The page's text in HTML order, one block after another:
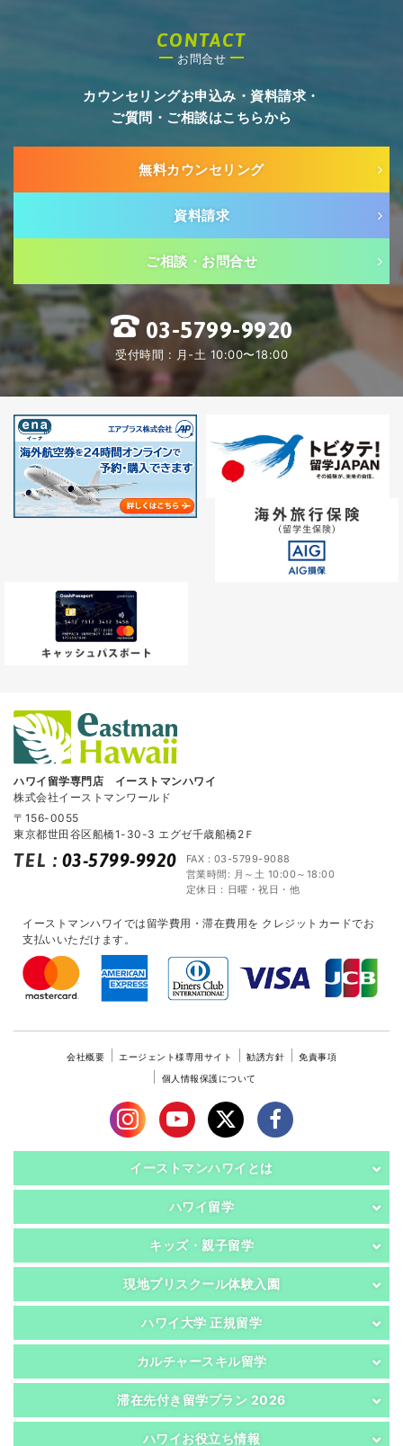
CONTACT
お問合せ
カウンセリングお申込み・資料請求・
ご質問・ご相談はこちらから
無料カウンセリング
資料請求
ご相談・お問合せ
03-5799-9920
受付時間 : 月-土 10:00〜18:00
ハワイ留学専門店 イーストマンハワイ
株式会社イーストマンワールド
〒156-0055
東京都世田谷区船橋1-30-3 エグゼ千歳船橋2Ｆ
TEL : 03-5799-9920
FAX : 03-5799-9088
営業時間: 月～土 10:00～18:00
定休日：日曜・祝日・他
イーストマンハワイでは留学費用・滞在費用を クレジットカードでお
支払いいただけます。
会社概要 エージェント様専用サイト 勧誘方針
免責事項
個人情報保護について
イーストマンハワイとは
ハワイ留学
キッズ・親子留学
現地プリスクール体験入園
ハワイ大学 正規留学
カルチャースキル留学
滞在先付き留学プラン 2026
ハワイお役立ち情報